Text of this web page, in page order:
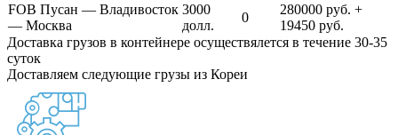
FOB Пусан — Владивосток
— Москва
3000
долл.
0
280000 руб. +
19450 руб.
Доставка грузов в контейнере осуществялется в течение 30-35
суток
Доставляем следующие грузы из Кореи